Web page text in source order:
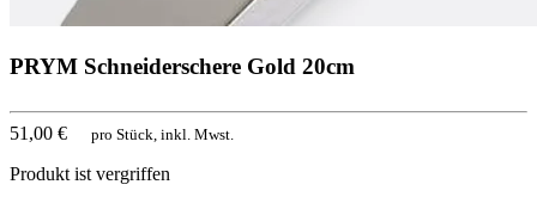
PRYM Schneiderschere Gold 20cm
51,00 € pro Stück, inkl. Mwst.
Produkt ist vergriffen